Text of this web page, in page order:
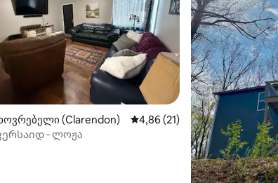
5‑დან 4,86, 7 მიმოხილვა
(Clarendon) საშუალო შეფასებაა 5‑დან
4,86 (21)
‑ ლოჟა